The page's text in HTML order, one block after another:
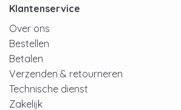
Klantenservice
Over ons
Bestellen
Betalen
Verzenden & retourneren
Technische dienst
Zakelijk